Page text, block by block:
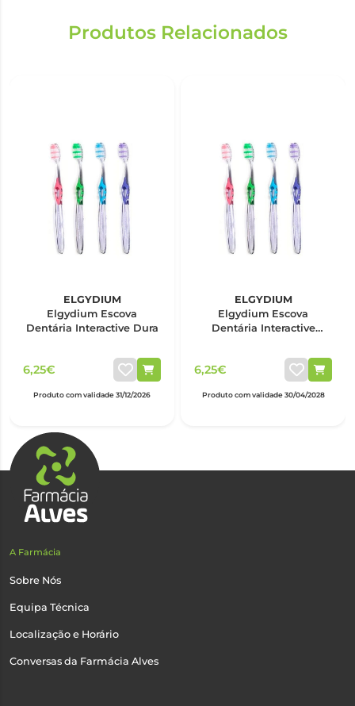
Produtos Relacionados
ELGYDIUM
Elgydium Escova
Dentária Interactive Dura
6,25€
Produto com validade 31/12/2026
ELGYDIUM
Elgydium Escova
Dentária Interactive
6,25€
Produto com validade 30/04/2028
A Farmácia
Sobre Nós
Equipa Técnica
Localização e Horário
Conversas da Farmácia Alves